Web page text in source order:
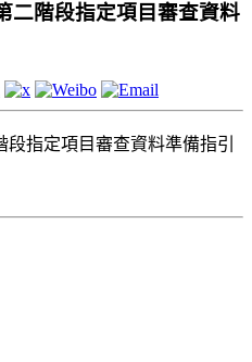
二階段指定項目審查資料
指定項目審查資料準備指引